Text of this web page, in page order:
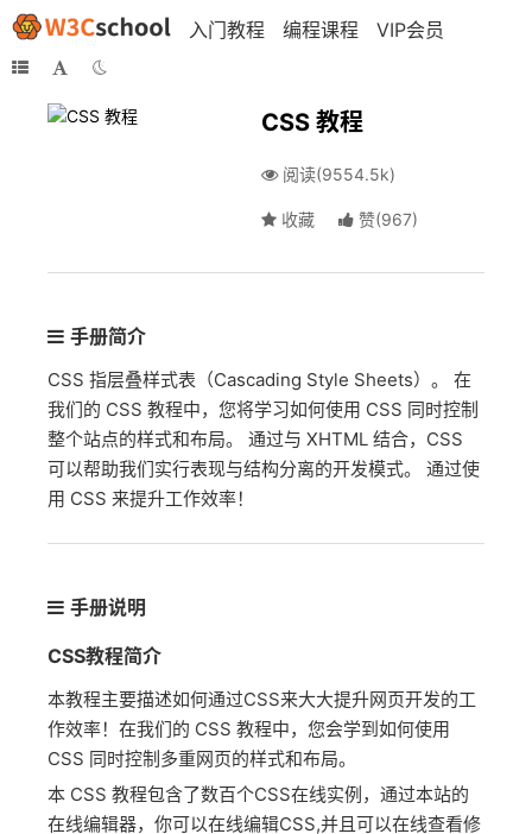
入门教程 编程课程 VIP会员
CSS 教程
阅读(9554.5k)
收藏 赞(967)
手册简介
CSS 指层叠样式表（Cascading Style Sheets）。 在
我们的 CSS 教程中，您将学习如何使用 CSS 同时控制
整个站点的样式和布局。 通过与 XHTML 结合，CSS
可以帮助我们实行表现与结构分离的开发模式。 通过使
用 CSS 来提升工作效率！
手册说明
CSS教程简介
本教程主要描述如何通过CSS来大大提升网页开发的工
作效率！在我们的 CSS 教程中，您会学到如何使用
CSS 同时控制多重网页的样式和布局。
本 CSS 教程包含了数百个CSS在线实例，通过本站的
在线编辑器，你可以在线编辑CSS,并且可以在线查看修